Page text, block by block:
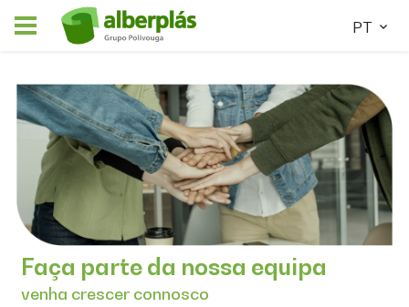
PT
Faça parte da nossa equipa
venha crescer connosco